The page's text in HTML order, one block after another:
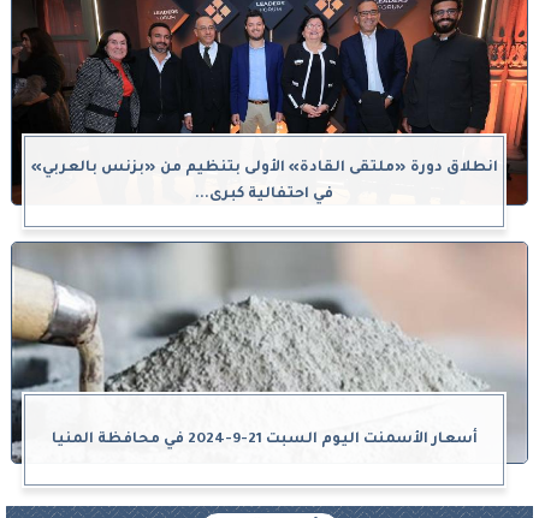
انطلاق دورة «ملتقى القادة» الأولى بتنظيم من «بزنس بالعربي»
في احتفالية كبرى...
أسعار الأسمنت اليوم السبت 21-9-2024 في محافظة المنيا